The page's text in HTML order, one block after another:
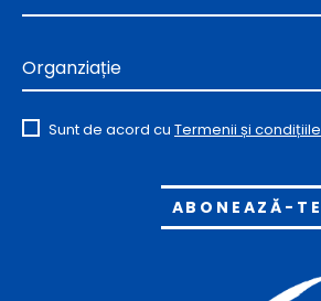
Organziație
Sunt de acord cu Termenii și condițiile